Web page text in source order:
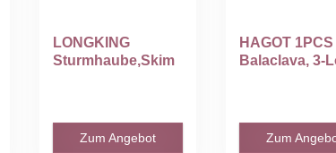
LONGKING
Sturmhaube,Skim
Zum Angebot
HAGOT 1PCS
Balaclava, 3-
Zum